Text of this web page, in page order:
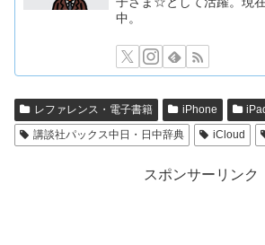
中。
レファレンス・電子書籍 iPhone
講談社パックス中日・日中辞典
iCloud
スポンサーリンク